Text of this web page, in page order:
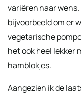
variëren naar
bijvoorbeeld om er
vegetarische
het ook heel lekker
hamblokjes.
Aangezien ik de